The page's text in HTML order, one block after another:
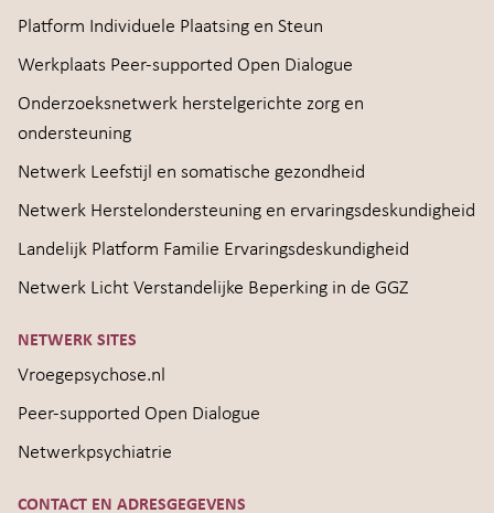
Platform Individuele Plaatsing en Steun
Werkplaats Peer-supported Open Dialogue
Onderzoeksnetwerk herstelgerichte zorg en
ondersteuning
Netwerk Leefstijl en somatische gezondheid
Netwerk Herstelondersteuning en ervaringsdeskundigheid
Landelijk Platform Familie Ervaringsdeskundigheid
Netwerk Licht Verstandelijke Beperking in de GGZ
NETWERK SITES
Vroegepsychose.nl
Peer-supported Open Dialogue
Netwerkpsychiatrie
CONTACT EN ADRESGEGEVENS